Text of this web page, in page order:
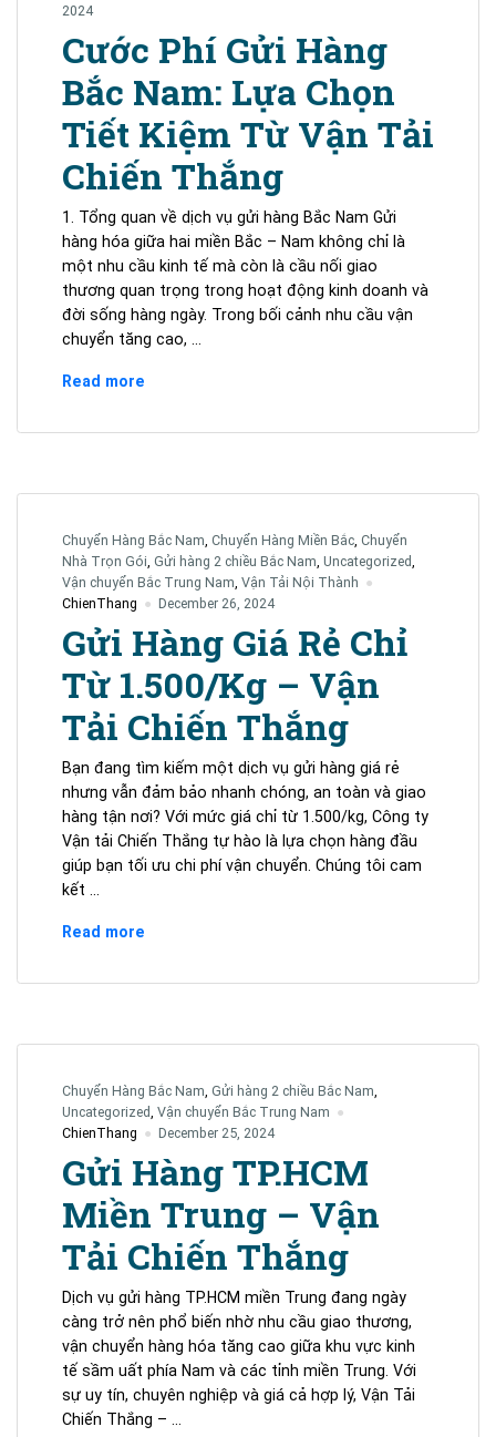
Rẻ
Từ
Vận
Tải
Chiến
Thắng
2024
Cước Phí Gửi Hàng
Bắc Nam: Lựa Chọn
Tiết Kiệm Từ Vận Tải
Chiến Thắng
1. Tổng quan về dịch vụ gửi hàng Bắc Nam Gửi
hàng hóa giữa hai miền Bắc – Nam không chỉ là
một nhu cầu kinh tế mà còn là cầu nối giao
thương quan trọng trong hoạt động kinh doanh và
đời sống hàng ngày. Trong bối cảnh nhu cầu vận
chuyển tăng cao, …
Read more
Gửi
Chọn
Tiết
Kiệm
Vận
Tải
Chiến
Thắng
Chuyển Hàng Bắc Nam, Chuyển Hàng Miền Bắc, Chuyển
Nhà Trọn Gói, Gửi hàng 2 chiều Bắc Nam, Uncategorized,
Vận chuyển Bắc Trung Nam, Vận Tải Nội Thành
ChienThang
December 26, 2024
Gửi Hàng Giá Rẻ Chỉ
Từ 1.500/Kg – Vận
Tải Chiến Thắng
Bạn đang tìm kiếm một dịch vụ gửi hàng giá rẻ
nhưng vẫn đảm bảo nhanh chóng, an toàn và giao
hàng tận nơi? Với mức giá chỉ từ 1.500/kg, Công ty
Vận tải Chiến Thắng tự hào là lựa chọn hàng đầu
giúp bạn tối ưu chi phí vận chuyển. Chúng tôi cam
kết …
Read more
Giá
–
Vận
Chiến
Chuyển Hàng Bắc Nam, Gửi hàng 2 chiều Bắc Nam,
Uncategorized, Vận chuyển Bắc Trung Nam
ChienThang
December 25, 2024
Gửi Hàng TP.HCM
Miền Trung – Vận
Tải Chiến Thắng
Dịch vụ gửi hàng TP.HCM miền Trung đang ngày
càng trở nên phổ biến nhờ nhu cầu giao thương,
vận chuyển hàng hóa tăng cao giữa khu vực kinh
tế sầm uất phía Nam và các tỉnh miền Trung. Với
sự uy tín, chuyên nghiệp và giá cả hợp lý, Vận Tải
Chiến Thắng – …